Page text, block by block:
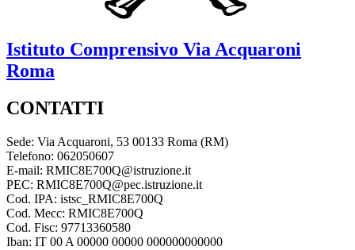
Istituto Comprensivo Via Acquaroni
Roma
CONTATTI
Sede: Via Acquaroni, 53 00133 Roma (RM)
Telefono: 062050607
E-mail: RMIC8E700Q@istruzione.it
PEC: RMIC8E700Q@pec.istruzione.it
Cod. IPA: istsc_RMIC8E700Q
Cod. Mecc: RMIC8E700Q
Cod. Fisc: 97713360580
Iban: IT 00 A 00000 00000 000000000000